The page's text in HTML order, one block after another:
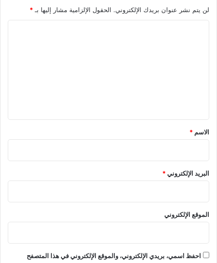
لن يتم نشر عنوان بريدك الإلكتروني. الحقول الإلزامية مشار إليها بـ *
*
الاسم *
البريد الإلكتروني*
الموقع الإلكتروني
احفظ اسمي، بريدي الإلكتروني، والموقع الإلكتروني في هذا المتصفح